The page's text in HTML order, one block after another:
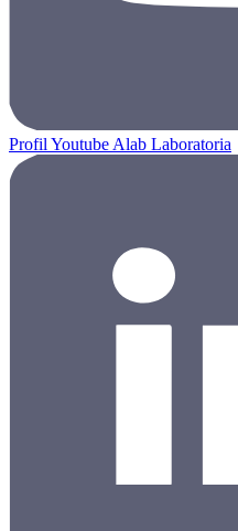
Profil Youtube Alab Laboratoria